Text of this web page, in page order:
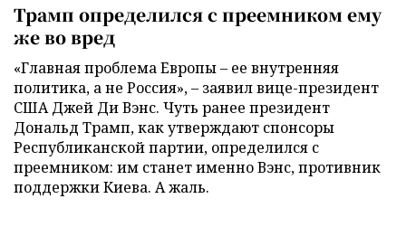
Трамп определился с преемником ему
же во вред
«Главная проблема Европы – ее внутренняя
политика, а не Россия», – заявил вице-президент
США Джей Ди Вэнс. Чуть ранее президент
Дональд Трамп, как утверждают спонсоры
Республиканской партии, определился с
преемником: им станет именно Вэнс, противник
поддержки Киева. А жаль.